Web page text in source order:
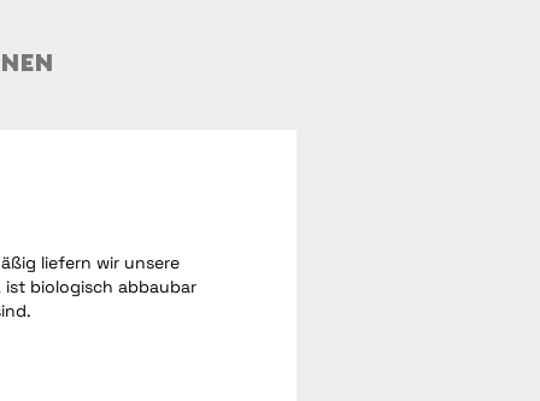
liefern wir unsere
ist biologisch abbaubar